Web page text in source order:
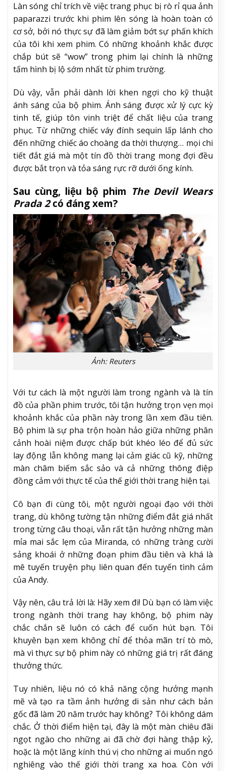
Làn sóng chỉ trích về việc trang phục bị rò rỉ qua ảnh
paparazzi trước khi phim lên sóng là hoàn toàn có
cơ sở, bởi nó thực sự đã làm giảm bớt sự phấn khích
của tôi khi xem phim. Có những khoảnh khắc được
chắp bút sẽ “wow” trong phim lại chính là những
tấm hình bị lộ sớm nhất từ phim trường.
Dù vậy, vẫn phải dành lời khen ngợi cho kỹ thuật
ánh sáng của bộ phim. Ánh sáng được xử lý cực kỳ
tinh tế, giúp tôn vinh triệt để chất liệu của trang
phục. Từ những chiếc váy đính sequin lấp lánh cho
đến những chiếc áo choàng da thời thượng… mọi chi
tiết đắt giá mà một tín đồ thời trang mong đợi đều
được bắt trọn và tỏa sáng rực rỡ dưới ống kính.
Sau cùng, liệu bộ phim The Devil Wears
Prada 2có đáng xem?
Ảnh: Reuters
Với tư cách là một người làm trong ngành và là tín
đồ của phần phim trước, tôi tận hưởng trọn vẹn mọi
khoảnh khắc của phần này trong lần xem đầu tiên.
Bộ phim là sự pha trộn hoàn hảo giữa những phân
cảnh hoài niệm được chấp bút khéo léo để đủ sức
lay động lẫn không mang lại cảm giác cũ kỹ, những
màn châm biếm sắc sảo và cả những thông điệp
đồng cảm với thực tế của thế giới thời trang hiện tại.
Cô bạn đi cùng tôi, một người ngoại đạo với thời
trang, dù không tường tận những điểm đắt giá nhất
trong từng câu thoại, vẫn rất tận hưởng những màn
mỉa mai sắc lẹm của Miranda, có những tràng cười
sảng khoái ở những đoạn phim đầu tiên và khá là
mê tuyến truyện phụ liên quan đến tuyến tình cảm
của Andy.
Vậy nên, câu trả lời là: Hãy xem đi! Dù bạn có làm việc
trong ngành thời trang hay không, bộ phim này
chắc chắn sẽ luôn có cách để cuốn hút bạn. Tôi
khuyên bạn xem không chỉ để thỏa mãn trí tò mò,
mà vì thực sự bộ phim này có những giá trị rất đáng
thưởng thức.
Tuy nhiên, liệu nó có khả năng cộng hưởng mạnh
mẽ và tạo ra tầm ảnh hưởng di sản như cách bản
gốc đã làm 20 năm trước hay không? Tôi không dám
chắc. Ở thời điểm hiện tại, đây là một màn chiêu đãi
ngọt ngào cho những ai đã chờ đợi hàng thập kỷ,
hoặc là một lăng kính thú vị cho những ai muốn ngó
nghiêng vào thế giới thời trang xa hoa. Còn với